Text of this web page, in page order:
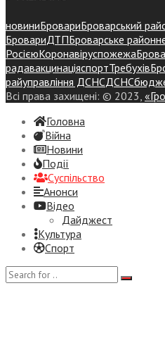
новиниБровариБроварський
БровариДТПБроварське районне
РосієюКоронавіруспожежа
радавакцинаціяспортТребухів
райуправління ДСНСДСНС
Всі права захищені: © 2023,
Головна
Війна
Новини
Події
Суспiльство
Анонси
Відео
Дайджест
Культура
Спорт